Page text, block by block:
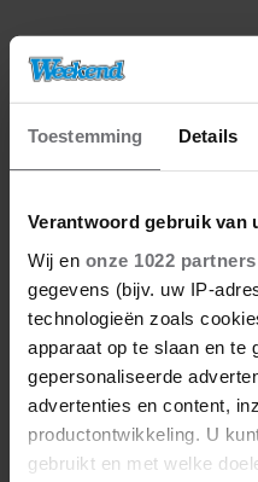
Toestemming Details
Verantwoord gebruik van
Wij en onze 1022 partners
gegevens (bijv. uw IP-
technologieën zoals
apparaat op te slaan en te
gepersonaliseerde
advertenties en content,
productontwikkeling. U
gebruikt en met welke